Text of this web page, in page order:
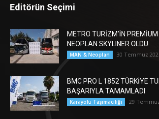
Editörün Seçimi
METRO TURİZM’İN
NEOPLAN SKYLINER OLDU
MAN & Neoplan 30 Temmuz
BMC PRO L 1852 TÜRKİYE
BAŞARIYLA TAMAMLADI
Karayolu Taşımacılığı 29